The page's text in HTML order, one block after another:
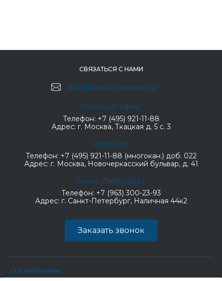
СВЯЗАТЬСЯ С НАМИ
info@smart-service.ru
Главный офис
Телефон: +7 (495) 921-11-88
Адрес: г. Москва, Ткацкая д. 5 с. 3
Марьино
Телефон: +7 (495) 921-11-88 (многокан.) доб. 022
Адрес: г. Москва, Новочеркасский бульвар, д. 41
Санкт-Петербург
Телефон: +7 (963) 300-23-93
Адрес: г. Санкт-Петербург, Наличная 44к2
Заказать звонок
О компании